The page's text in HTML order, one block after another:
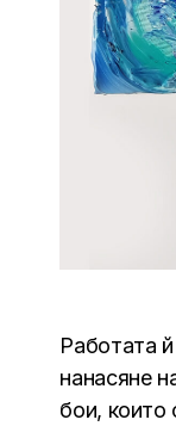
Работата
нанасяне
бои, които